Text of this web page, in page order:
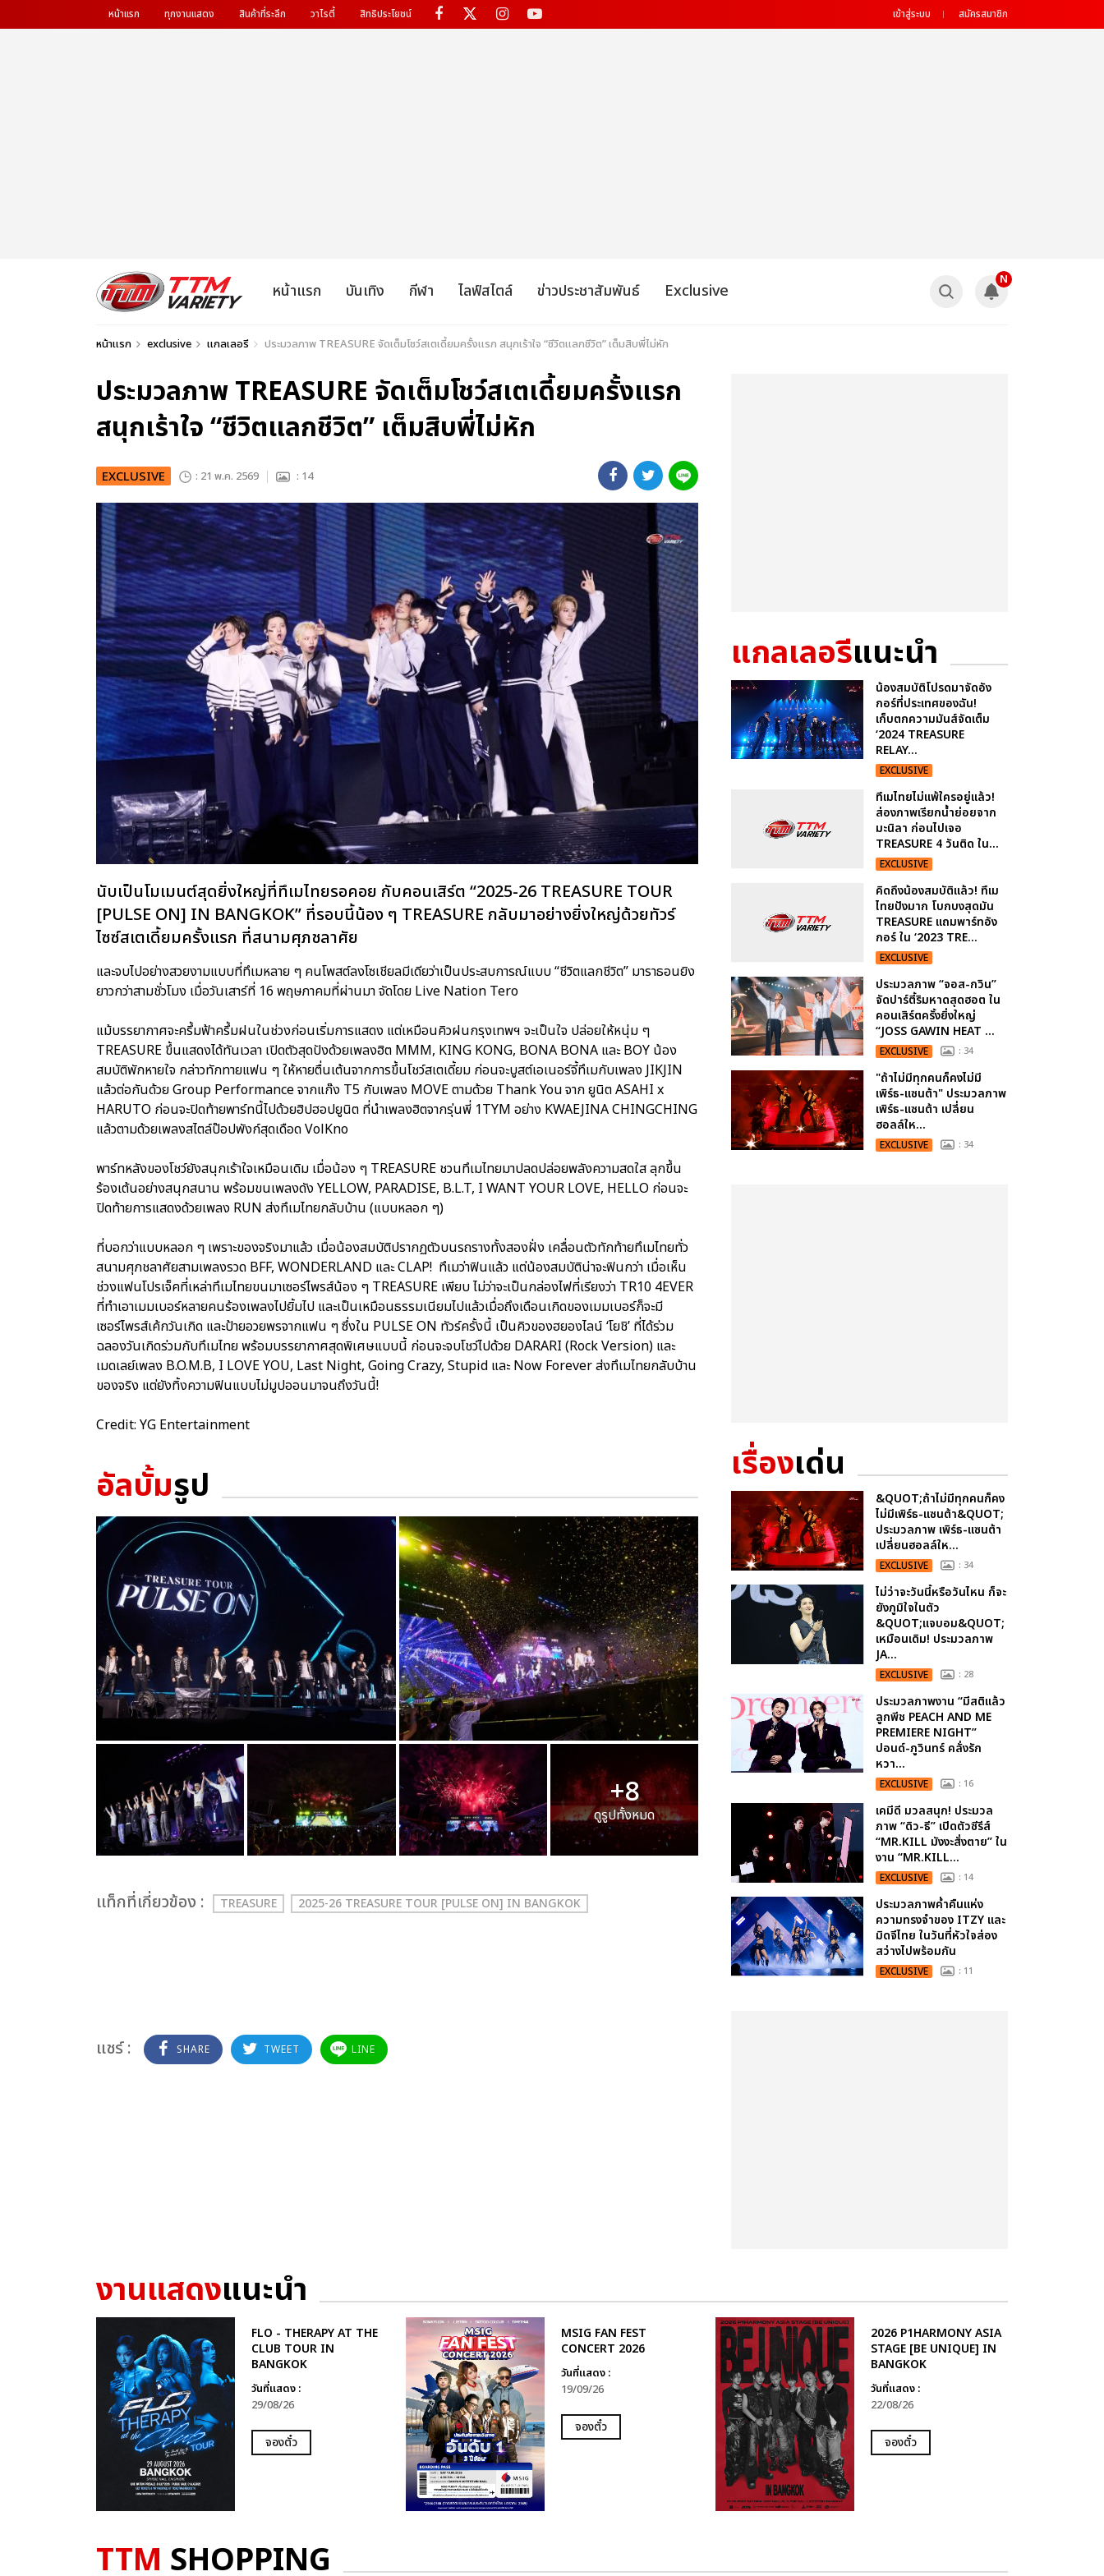
หน้าแรก ทุกงานแสดง สินค้าที่ระลึก วาไรตี้ สิทธิประโยชน์ เข้าสู่ระบบ สมัครสมาชิก
หน้าแรก บันเทิง กีฬา ไลฟ์สไตล์ ข่าวประชาสัมพันธ์ Exclusive
N
หน้าแรก exclusive แกลเลอรี ประมวลภาพ TREASURE จัดเต็มโชว์สเตเดี้ยมครั้งแรก สนุกเร้าใจ “ชีวิตแลกชีวิต” เต็มสิบพี่ไม่หัก
ประมวลภาพ TREASURE จัดเต็มโชว์สเตเดี้ยมครั้งแรก
สนุกเร้าใจ “ชีวิตแลกชีวิต” เต็มสิบพี่ไม่หัก
EXCLUSIVE : 21 พ.ค. 2569 : 14
นับเป็นโมเมนต์สุดยิ่งใหญ่ที่ทึเมไทยรอคอย กับคอนเสิร์ต “2025-26 TREASURE TOUR
[PULSE ON] IN BANGKOK” ที่รอบนี้น้อง ๆ TREASURE กลับมาอย่างยิ่งใหญ่ด้วยทัวร์
ไซซ์สเตเดี้ยมครั้งแรก ที่สนามศุภชลาศัย
และจบไปอย่างสวยงามแบบที่ทึเมหลาย ๆ คนโพสต์ลงโซเชียลมีเดียว่าเป็นประสบการณ์แบบ “ชีวิตแลกชีวิต” มาราธอนยิง
ยาวกว่าสามชั่วโมง เมื่อวันเสาร์ที่ 16 พฤษภาคมที่ผ่านมา จัดโดย Live Nation Tero
แม้บรรยากาศจะครึ้มฟ้าครึ้มฝนในช่วงก่อนเริ่มการแสดง แต่เหมือนคิวฝนกรุงเทพฯ จะเป็นใจ ปล่อยให้หนุ่ม ๆ
TREASURE ขึ้นแสดงได้ทันเวลา เปิดตัวสุดปังด้วยเพลงฮิต MMM, KING KONG, BONA BONA และ BOY น้อง
สมบัติพักหายใจ กล่าวทักทายแฟน ๆ ให้หายตื่นเต้นจากการขึ้นโชว์สเตเดี้ยม ก่อนจะบูสต์เอเนอร์จี้ทึเมกับเพลง JIKJIN
แล้วต่อกันด้วย Group Performance จากแก๊ง T5 กับเพลง MOVE ตามด้วย Thank You จาก ยูนิต ASAHI x
HARUTO ก่อนจะปิดท้ายพาร์ทนี้ไปด้วยฮิปฮอปยูนิต ที่นำเพลงฮิตจากรุ่นพี่ 1TYM อย่าง KWAEJINA CHINGCHING
แล้วตามด้วยเพลงสไตล์ป๊อปพังก์สุดเดือด VolKno
พาร์ทหลังของโชว์ยังสนุกเร้าใจเหมือนเดิม เมื่อน้อง ๆ TREASURE ชวนทึเมไทยมาปลดปล่อยพลังความสดใส ลุกขึ้น
ร้องเต้นอย่างสนุกสนาน พร้อมขนเพลงดัง YELLOW, PARADISE, B.L.T, I WANT YOUR LOVE, HELLO ก่อนจะ
ปิดท้ายการแสดงด้วยเพลง RUN ส่งทึเมไทยกลับบ้าน (แบบหลอก ๆ)
ที่บอกว่าแบบหลอก ๆ เพราะของจริงมาแล้ว เมื่อน้องสมบัติปรากฏตัวบนรถรางทั้งสองฝั่ง เคลื่อนตัวทักท้ายทึเมไทยทั่ว
สนามศุภชลาศัยสามเพลงรวด BFF, WONDERLAND และ CLAP! ทึเมว่าฟินแล้ว แต่น้องสมบัติน่าจะฟินกว่า เมื่อเห็น
ช่วงแฟนโปรเจ็คที่เหล่าทึเมไทยขนมาเซอร์ไพรส์น้อง ๆ TREASURE เพียบ ไม่ว่าจะเป็นกล่องไฟที่เรียงว่า TR10 4EVER
ที่ทำเอาเมมเบอร์หลายคนร้องเพลงไปยิ้มไป และเป็นเหมือนธรรมเนียมไปแล้วเมื่อถึงเดือนเกิดของเมมเบอร์ก็จะมี
เซอร์ไพรส์เค้กวันเกิด และป้ายอวยพรจากแฟน ๆ ซึ่งใน PULSE ON ทัวร์ครั้งนี้ เป็นคิวของฮยองไลน์ ‘โยชิ’ ที่ได้ร่วม
ฉลองวันเกิดร่วมกับทึเมไทย พร้อมบรรยากาศสุดพิเศษแบบนี้ ก่อนจะจบโชว์ไปด้วย DARARI (Rock Version) และ
เมดเลย์เพลง B.O.M.B, I LOVE YOU, Last Night, Going Crazy, Stupid และ Now Forever ส่งทึเมไทยกลับบ้าน
ของจริง แต่ยังทิ้งความฟินแบบไม่มูปออนมาจนถึงวันนี้!
Credit: YG Entertainment
อัลบั้มรูป
+8
ดูรูปทั้งหมด
เเท็กที่เกี่ยวข้อง : TREASURE 2025-26 TREASURE TOUR [PULSE ON] IN BANGKOK
แชร์ : SHARE TWEET LINE
แกลเลอรีแนะนำ
น้องสมบัติโปรดมาจัดอัง
กอร์ที่ประเทศของฉัน!
เก็บตกความมันส์จัดเต็ม
‘2024 TREASURE
RELAY...
EXCLUSIVE
ทึเมไทยไม่แพ้ใครอยู่แล้ว!
ส่องภาพเรียกน้ำย่อยจาก
มะนิลา ก่อนไปเจอ
TREASURE 4 วันติด ใน...
EXCLUSIVE
คิดถึงน้องสมบัติแล้ว! ทึเม
ไทยปังมาก โบกบงสุดมัน
TREASURE แถมพาร์ทอัง
กอร์ ใน ‘2023 TRE...
EXCLUSIVE
ประมวลภาพ “จอส-กวิน”
จัดปาร์ตี้ริมหาดสุดฮอต ใน
คอนเสิร์ตครั้งยิ่งใหญ่
“JOSS GAWIN HEAT ...
EXCLUSIVE : 34
"ถ้าไม่มีทุกคนก็คงไม่มี
เพิร์ธ-แซนต้า" ประมวลภาพ
เพิร์ธ-แซนต้า เปลี่ยน
ฮอลล์ให...
EXCLUSIVE : 34
เรื่องเด่น
&QUOT;ถ้าไม่มีทุกคนก็คง
ไม่มีเพิร์ธ-แซนต้า&QUOT;
ประมวลภาพ เพิร์ธ-แซนต้า
เปลี่ยนฮอลล์ให...
EXCLUSIVE : 34
ไม่ว่าจะวันนี้หรือวันไหน ก็จะ
ยังภูมิใจในตัว
&QUOT;แจบอม&QUOT;
เหมือนเดิม! ประมวลภาพ
JA...
EXCLUSIVE : 28
ประมวลภาพงาน “มีสติแล้ว
ลูกพีช PEACH AND ME
PREMIERE NIGHT”
ปอนด์-ภูวินทร์ คลั่งรัก
หวา...
EXCLUSIVE : 16
เคมีดี มวลสนุก! ประมวล
ภาพ “ดิว-ธี” เปิดตัวซีรีส์
“MR.KILL มังงะสั่งตาย” ใน
งาน “MR.KILL...
EXCLUSIVE : 14
ประมวลภาพค่ำคืนแห่ง
ความทรงจำของ ITZY และ
มิดจีไทย ในวันที่หัวใจส่อง
สว่างไปพร้อมกัน
EXCLUSIVE : 11
งานแสดงแนะนำ
FLO - THERAPY AT THE
CLUB TOUR IN
BANGKOK
วันที่แสดง :
29/08/26
จองตั๋ว
MSIG FAN FEST
CONCERT 2026
วันที่แสดง :
19/09/26
จองตั๋ว
2026 P1HARMONY ASIA
STAGE [BE UNIQUE] IN
BANGKOK
วันที่แสดง :
22/08/26
จองตั๋ว
TTM SHOPPING